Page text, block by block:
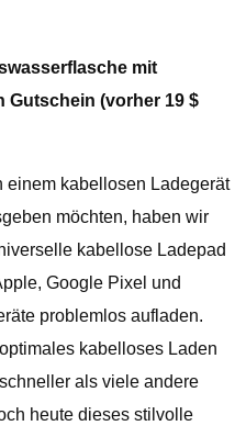
mit
Gutschein (vorher 19 $
einem kabellosen Ladegerät
möchten, haben wir
kabellose Ladepad
Google Pixel und
problemlos aufladen.
kabelloses Laden
als viele andere
heute dieses stilvolle